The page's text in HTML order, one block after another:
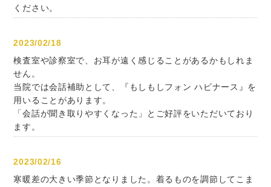
ください。
2023/02/18
検査室や診察室で、お耳が遠く感じることがあるかもしれま
せん。
当院では会話補助として、『もしもしフォン ハビナース』を
用いることがあります。
「会話が聞き取りやすくなった」とご好評をいただいており
ます。
2023/02/16
寒暖差の大きい季節となりました。着るものを調節してこま